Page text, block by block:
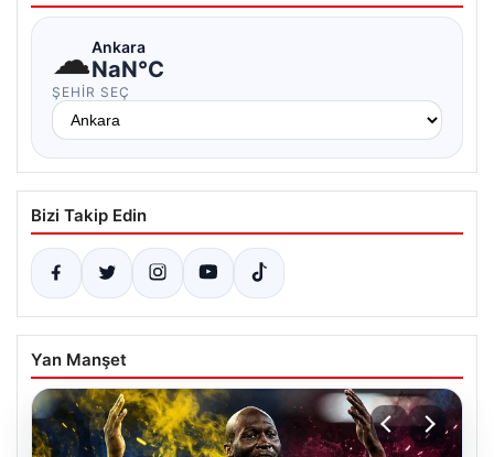
☁Ankara
NaN°C
ŞEHIR SEÇ
Bizi Takip Edin
Yan Manşet